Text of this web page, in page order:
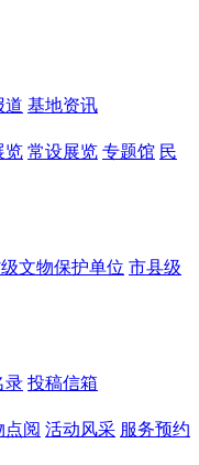
道 基地资讯
览 常设展览 专题馆 民
文物保护单位 市县级
录 投稿信箱
点阅 活动风采 服务预约